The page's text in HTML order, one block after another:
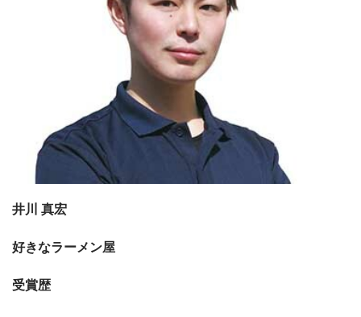
井川 真宏
好きなラーメン屋
受賞歴